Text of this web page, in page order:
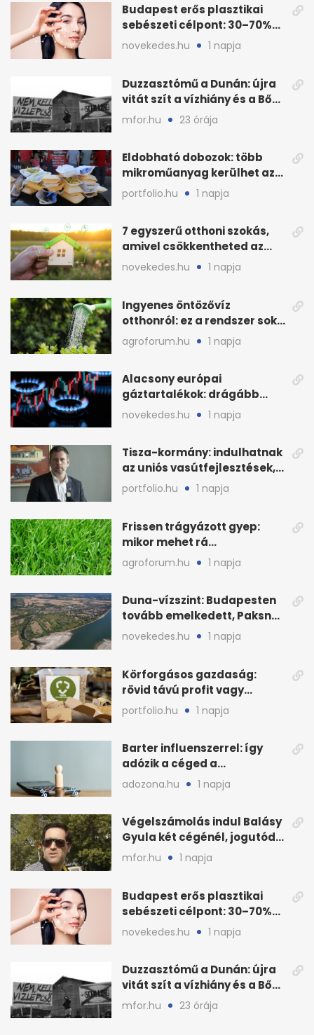
Budapest erős plasztikai
sebészeti célpont: 30–70%
árkülönbség
novekedes.hu 1 napja
Duzzasztómű a Dunán: újra
vitát szít a vízhiány és a Bős–
Nagymaros-ügy
mfor.hu 23 órája
Eldobható dobozok: több
mikroműanyag kerülhet az
ételbe, mint hinnéd
portfolio.hu 1 napja
7 egyszerű otthoni szokás,
amivel csökkentheted az
energiafogyasztást
novekedes.hu 1 napja
Ingyenes öntözővíz
otthonról: ez a rendszer sok
házban már működik
agroforum.hu 1 napja
Alacsony európai
gáztartalékok: drágább
lehet a fűtési szezon
novekedes.hu 1 napja
Tisza-kormány: indulhatnak
az uniós vasútfejlesztések,
jön az NVVH-meghallgatás
portfolio.hu 1 napja
Frissen trágyázott gyep:
mikor mehet rá
biztonságosan gyerek és
kutya?
agroforum.hu 1 napja
Duna-vízszint: Budapesten
tovább emelkedett, Paksnál
keddre jöhet fordulat
novekedes.hu 1 napja
Körforgásos gazdaság:
rövid távú profit vagy
hosszú távú zöld célok?
portfolio.hu 1 napja
Barter influenszerrel: így
adózik a céged a
megállapodás után
adozona.hu 1 napja
Végelszámolás indul Balásy
Gyula két cégénél, jogutód
nélkül zárnak
mfor.hu 1 napja
Budapest erős plasztikai
sebészeti célpont: 30–70%
árkülönbség
novekedes.hu 1 napja
Duzzasztómű a Dunán: újra
vitát szít a vízhiány és a Bős–
Nagymaros-ügy
mfor.hu 23 órája